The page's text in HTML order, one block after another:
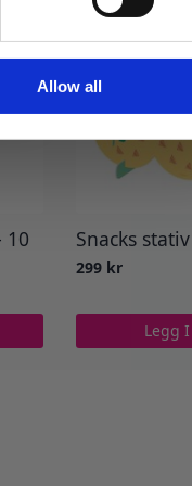
Allow all
10
Snacks
299 kr
Legg